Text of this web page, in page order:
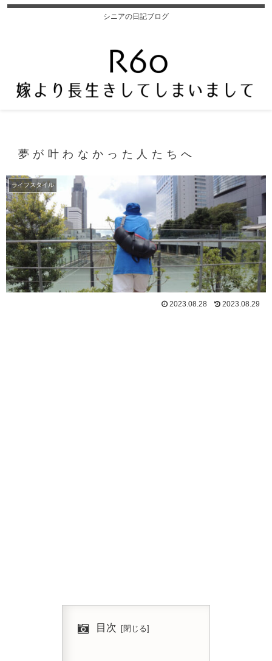
シニアの日記ブログ
夢が叶わなかった人たちへ
ライフスタイル
2023.08.28 2023.08.29
目次